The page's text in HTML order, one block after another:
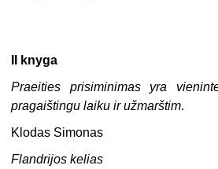
II knyga
Praeities prisiminimas yra
pragaištingu laiku ir užmarštim.
Klodas Simonas
Flandrijos kelias